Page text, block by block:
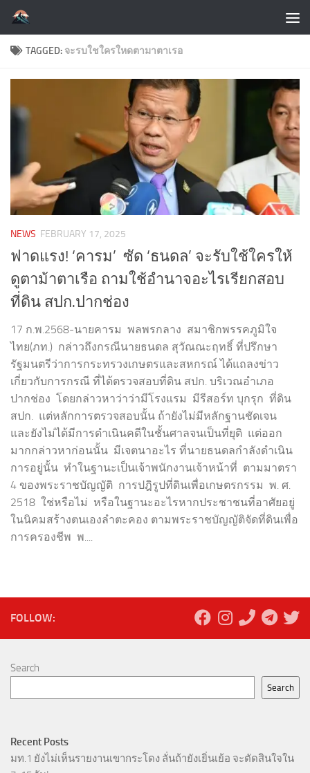
Skip to content
TAGGED: จะรบใชใครใหดตามาตาเรอ
NEWS FEBRUARY 17, 2025
ฟาดแรง! ‘คารม’ ซัด ‘ธนดล’ จะรับใช้ใครให้
ดูตาม้าตาเรือ ถามใช้อำนาจอะไรเรียกสอบ
ที่ดิน สปก.ปากช่อง
17 ก.พ.2568-นายคารม พลพรกลาง สมาชิกพรรคภูมิใจ
ไทย(ภท.) กล่าวถึงกรณีนายธนดล สุวัณณะฤทธิ์ ที่ปรึกษา
รัฐมนตรีว่าการกระทรวงเกษตรและสหกรณ์ ได้แถลงข่าว
เกี่ยวกับการกรณี ที่ได้ตรวจสอบที่ดิน สปก. บริเวณอำเภอ
ปากช่อง โดยกล่าวหาว่าว่ามีโรงแรม มีรีสอร์ท บุกรุก ที่ดิน
สปก. แต่หลักการตรวจสอบนั้น ถ้ายังไม่มีหลักฐานชัดเจน
และยังไม่ได้มีการดำเนินคดีในชั้นศาลจนเป็นที่ยุติ แต่ออก
มากกล่าวหาก่อนนั้น มีเจตนาอะไร ที่นายธนดลกำลังดำเนิน
การอยู่นั้น ทำในฐานะเป็นเจ้าพนักงานเจ้าหน้าที่ ตามมาตรา
4 ของพระราชบัญญัติ การปฎิรูปที่ดินเพื่อเกษตรกรรม พ. ศ.
2518 ใช่หรือไม่ หรือในฐานะอะไรหากประชาชนที่อาศัยอยู่
ในนิคมสร้างตนเองลำตะคอง ตามพระราชบัญญัติจัดที่ดินเพื่อ
การครองชีพ พ....
FOLLOW:
Search
Search
Recent Posts
มท.1 ยังไม่เห็นรายงานเขากระโดง ลั่นถ้ายังเยิ่นเย้อ จะตัดสินใจใน